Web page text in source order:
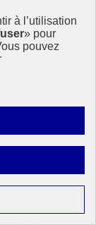
à l’utilisation
» pour
pouvez